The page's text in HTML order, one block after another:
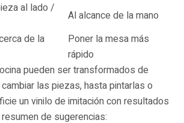
al lado /
Al alcance de la mano
de la
Poner la mesa más
rápido
pueden ser transformados de
las piezas, hasta pintarlas o
un vinilo de imitación con resultados
de sugerencias: